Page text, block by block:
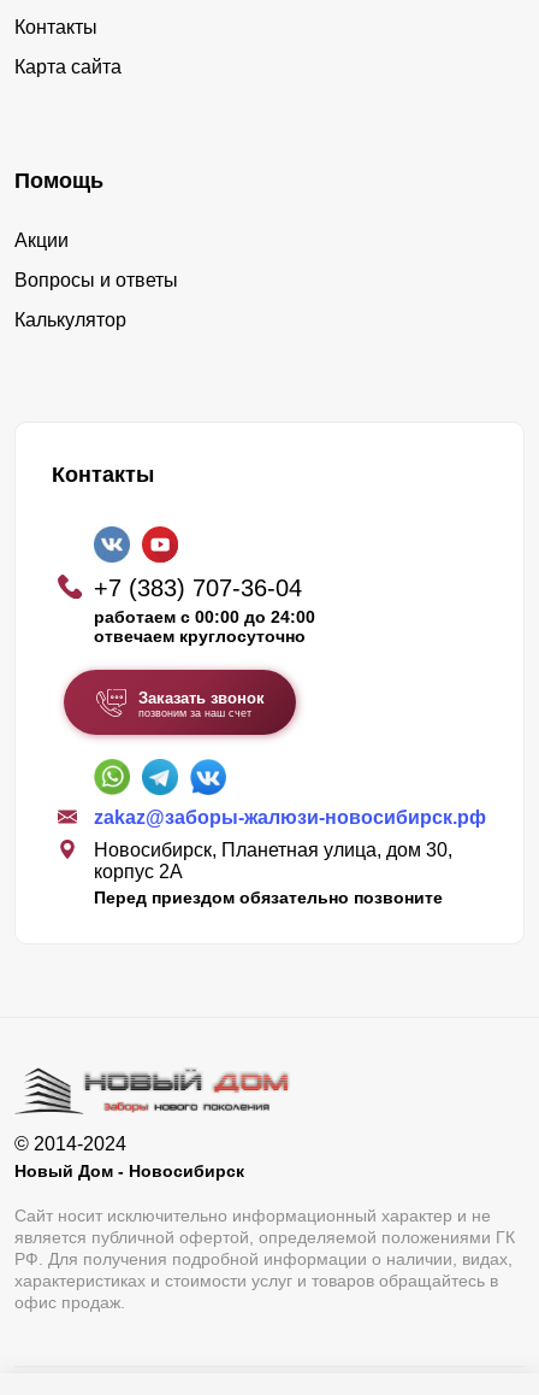
Контакты
Карта сайта
Помощь
Акции
Вопросы и ответы
Калькулятор
Контакты
+7 (383) 707-36-04
работаем с 00:00 до 24:00
отвечаем круглосуточно
Заказать звонок
позвоним за наш счет
zakaz@заборы-жалюзи-новосибирск.рф
Новосибирск, Планетная улица, дом 30,
корпус 2А
Перед приездом обязательно позвоните
© 2014-2024
Новый Дом - Новосибирск
Сайт носит исключительно информационный характер и не
является публичной офертой, определяемой положениями ГК
РФ. Для получения подробной информации о наличии, видах,
характеристиках и стоимости услуг и товаров обращайтесь в
офис продаж.